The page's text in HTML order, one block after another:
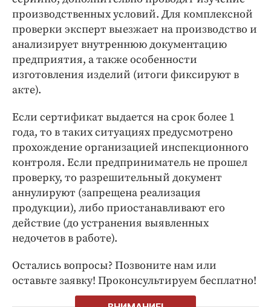
производственных условий. Для комплексной
проверки эксперт выезжает на производство и
анализирует внутреннюю документацию
предприятия, а также особенности
изготовления изделий (итоги фиксируют в
акте).
Если сертификат выдается на срок более 1
года, то в таких ситуациях предусмотрено
прохождение организацией инспекционного
контроля. Если предприниматель не прошел
проверку, то разрешительный документ
аннулируют (запрещена реализация
продукции), либо приостанавливают его
действие (до устранения выявленных
недочетов в работе).
Остались вопросы? Позвоните нам или
оставьте заявку! Проконсультируем бесплатно!